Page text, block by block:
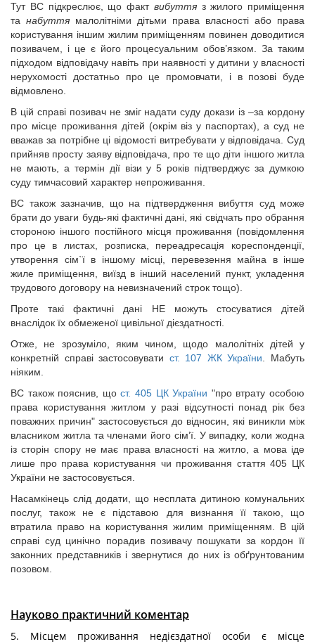
Тут ВС підкреслює, що факт вибуття з жилого приміщення
та набуття малолітніми дітьми права власності або права
користування іншим жилим приміщенням повинен доводитися
позивачем, і це є його процесуальним обов’язком. За таким
підходом відповідачу навіть при наявності у дитини у власності
нерухомості достатньо про це промовчати, і в позові буде
відмовлено.
В цій справі позивач не зміг надати суду докази із –за кордону
про місце проживання дітей (окрім віз у паспортах), а суд не
вважав за потрібне ці відомості витребувати у відповідача. Суд
прийняв просту заяву відповідача, про те що діти іншого житла
не мають, а термін дії візи у 5 років підтверджує за думкою
суду тимчасовий характер непроживання.
ВС також зазначив, що на підтвердження вибуття суд може
брати до уваги будь-які фактичні дані, які свідчать про обрання
стороною іншого постійного місця проживання (повідомлення
про це в листах, розписка, переадресація кореспонденції,
утворення сім`ї в іншому місці, перевезення майна в інше
жиле приміщення, виїзд в інший населений пункт, укладення
трудового договору на невизначений строк тощо).
Проте такі фактичні дані НЕ можуть стосуватися дітей
внаслідок їх обмеженої цивільної дієздатності.
Отже, не зрозуміло, яким чином, щодо малолітніх дітей у
конкретній справі застосовувати ст. 107 ЖК України . Мабуть
ніяким.
ВС також пояснив, щост. 405 ЦК України "про втрату особою
права користування житлом у разі відсутності понад рік без
поважних причин" застосовується до відносин, які виникли між
власником житла та членами його сім’ї. У випадку, коли жодна
із сторін спору не має права власності на житло, а мова іде
лише про права користування чи проживання стаття 405 ЦК
України не застосовується.
Насамкінець слід додати, що несплата дитиною комунальних
послуг, також не є підставою для визнання її такою, що
втратила право на користування жилим приміщенням. В цій
справі суд цинічно порадив позивачу пошукати за кордон її
законних представників і звернутися до них із обґрунтованим
позовом.
Науково практичний коментар
5. Місцем проживання недієздатної особи є місце